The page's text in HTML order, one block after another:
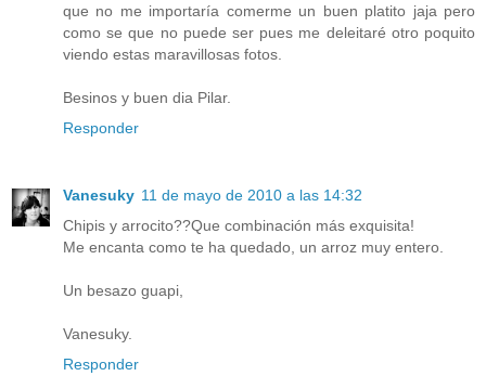
que no me importaría comerme un buen platito jaja pero
como se que no puede ser pues me deleitaré otro poquito
viendo estas maravillosas fotos.
Besinos y buen dia Pilar.
Responder
Vanesuky 11 de mayo de 2010 a las 14:32
Chipis y arrocito??Que combinación más exquisita!
Me encanta como te ha quedado, un arroz muy entero.
Un besazo guapi,
Vanesuky.
Responder